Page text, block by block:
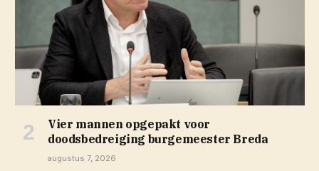
Vier mannen opgepakt voor
doodsbedreiging burgemeester Breda
augustus 7, 2026